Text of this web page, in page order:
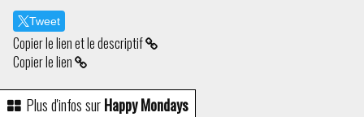
Tweet
Copier le lien et le descriptif
Copier le lien
Plus d'infos surHappy Mondays